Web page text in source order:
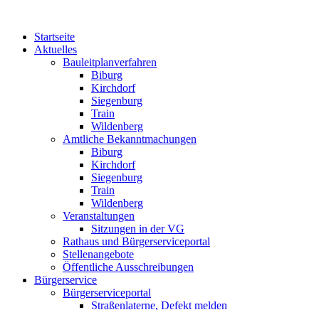
Startseite
Aktuelles
Bauleitplanverfahren
Biburg
Kirchdorf
Siegenburg
Train
Wildenberg
Amtliche Bekanntmachungen
Biburg
Kirchdorf
Siegenburg
Train
Wildenberg
Veranstaltungen
Sitzungen in der VG
Rathaus und Bürgerserviceportal
Stellenangebote
Öffentliche Ausschreibungen
Bürgerservice
Bürgerserviceportal
Straßenlaterne, Defekt melden